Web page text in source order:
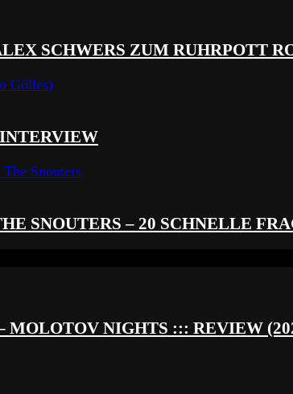
SCHWERS ZUM RUHRPOTT
SNOUTERS – 20 SCHNELLE
MOLOTOV NIGHTS ::: REVIEW